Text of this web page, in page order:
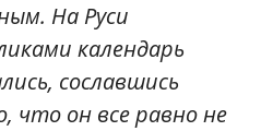
На Руси
календарь
сославшись
что он все равно не